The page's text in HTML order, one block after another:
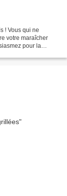
! Vous qui ne
votre maraîcher
pour la